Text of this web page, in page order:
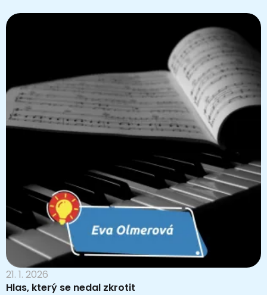
21. 1. 2026
Hlas, který se nedal zkrotit